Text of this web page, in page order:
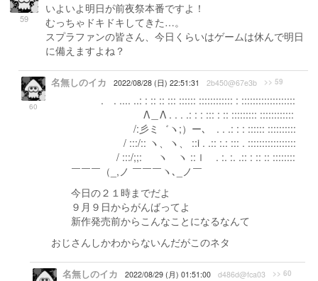
59
いよいよ明日が前夜祭本番ですよ！
むっちゃドキドキしてきた…。
スプラファンの皆さん、今日くらいはゲームは休んで明日
に備えますよね？
60
名無しのイカ 2022/08/28 (日) 22:51:31 2b450@67e3b >> 59
. . .... ..: : :: :: ::: :::::: :::::::::::: : :::::::::::::::::::
Λ＿Λ . . . .: : : ::: : :: ::::::::: ::::::::::::
/:彡ミ゛ヽ;）ー､ . . .: : : :::::: ::::::::::
/ :::/:: ヽ、ヽ、 ::i . .:: :.: ::: . :::::::::::::::::
/ :::/;;: ヽ ヽ ::ｌ . :. :. .:: : :: :: ::::::::
￣￣￣（_,ノ ￣￣￣ヽ､_ノ￣
今日の２１時までだよ
９月９日からがんばってよ
新作発売前からこんなことになるなんて
おじさんしかわからないんだがこのネタ
名無しのイカ 2022/08/29 (月) 01:51:00 d486d@fca03 >> 60